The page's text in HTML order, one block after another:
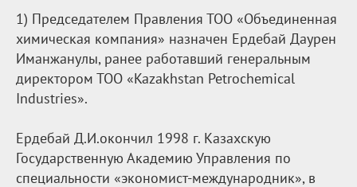
1) Председателем Правления ТОО «Объединенная
химическая компания» назначен Ердебай Даурен
Иманжанулы, ранее работавший генеральным
директором ТОО «Kazakhstan Petrochemical
Industries».
Ердебай Д.И.окончил 1998 г. Казахскую
Государственную Академию Управления по
специальности «экономист-международник», в